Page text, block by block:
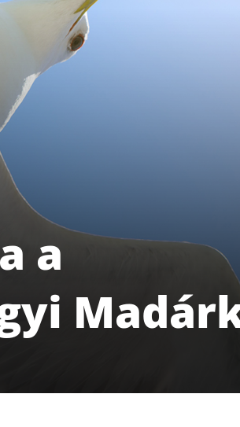
a